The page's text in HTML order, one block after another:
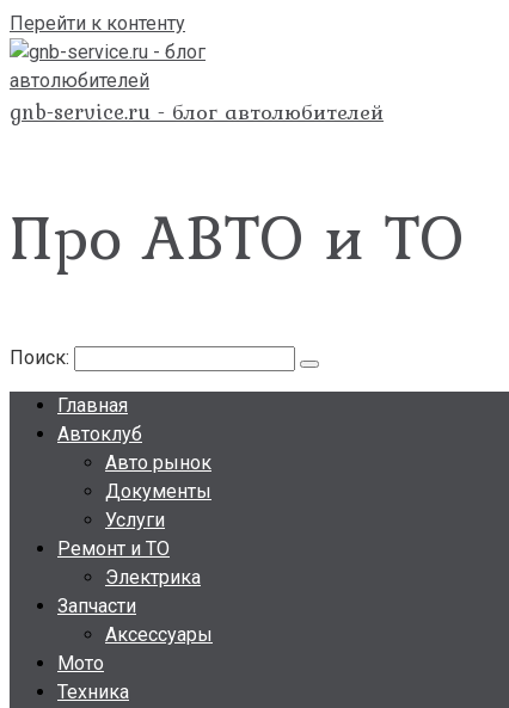
Перейти к контенту
gnb-service.ru - блог автолюбителей
Про АВТО и ТО
Поиск:
Главная
Автоклуб
Авто рынок
Документы
Услуги
Ремонт и ТО
Электрика
Запчасти
Аксессуары
Мото
Техника